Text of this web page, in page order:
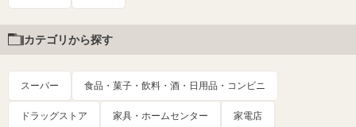
カテゴリから探す
スーパー 食品・菓子・飲料・酒・日用品・コンビニ
ドラッグストア 家具・ホームセンター 家電店